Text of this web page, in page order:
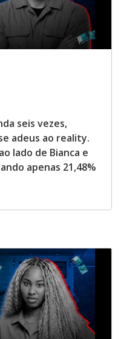
seis vezes,
adeus ao reality.
lado de Bianca e
apenas 21,48%